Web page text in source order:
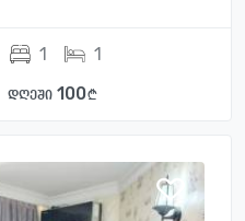
1 1
დღეში 100